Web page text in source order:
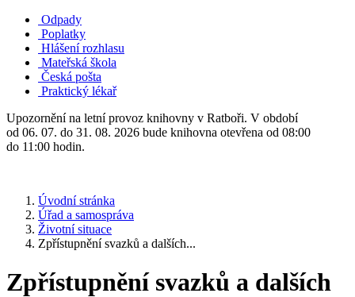
Odpady
Poplatky
Hlášení rozhlasu
Mateřská škola
Česká pošta
Praktický lékař
Upozornění na letní provoz knihovny v Ratboři. V období
od 06. 07. do 31. 08. 2026 bude knihovna otevřena od 08:00
do 11:00 hodin.
Úvodní stránka
Úřad a samospráva
Životní situace
Zpřístupnění svazků a dalších...
Zpřístupnění svazků a dalších